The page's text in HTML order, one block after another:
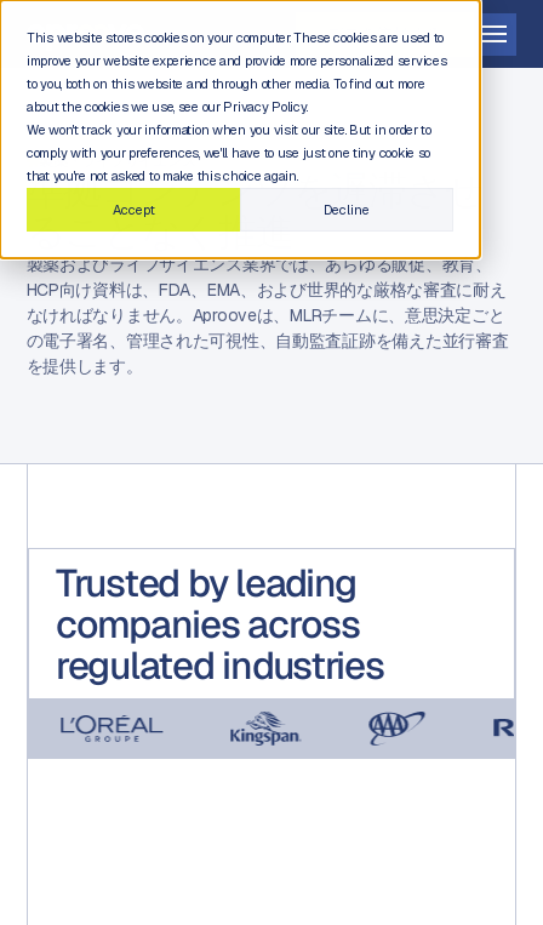
This website stores cookies on your computer. These cookies are used to
improve your website experience and provide more personalized services
to you, both on this website and through other media. To find out more
about the cookies we use, see our Privacy Policy.
We won't track your information when you visit our site. But in order to
comply with your preferences, we'll have to use just one tiny cookie so
that you're not asked to make this choice again.
Accept
Decline
デモを依頼する
製薬・ライフサイエンス
準拠コンテンツを遅滞させ
ることなく推進
製薬およびライフサイエンス業界では、あらゆる販促、教育、
HCP向け資料は、FDA、EMA、および世界的な厳格な審査に耐え
なければなりません。Aprooveは、MLRチームに、意思決定ごと
の電子署名、管理された可視性、自動監査証跡を備えた並行審査
を提供します。
Trusted by leading
companies across
regulated industries